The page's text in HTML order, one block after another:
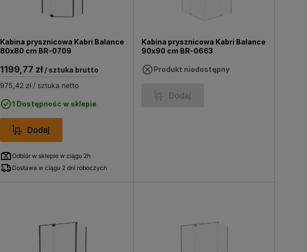
Kabina prysznicowa Kabri Balance
80x80 cm BR-0709
1199,77 zł/ sztuka brutto
975,42 zł/ sztuka netto
1 Dostępność w sklepie
Dodaj
Odbiór w sklepie w ciągu 2h
Dostawa w ciągu 2 dni roboczych
Kabina prysznicowa Kabri Balance
90x90 cm BR-0663
Produkt niedostępny
Dodaj